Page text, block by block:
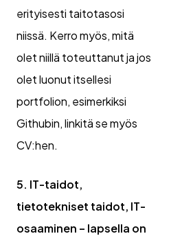
erityisesti taitotasosi
niissä. Kerro myös, mitä
olet niillä toteuttanut ja jos
olet luonut itsellesi
portfolion, esimerkiksi
Githubin, linkitä se myös
CV:hen.
5. IT-taidot,
tietotekniset taidot, IT-
osaaminen – lapsella on